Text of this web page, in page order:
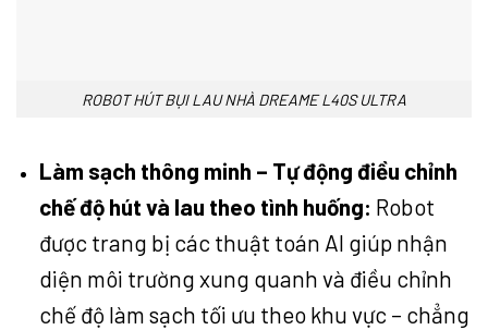
ROBOT HÚT BỤI LAU NHÀ DREAME L40S ULTRA
Làm sạch thông minh – Tự động điều chỉnh
chế độ hút và lau theo tình huống: Robot
được trang bị các thuật toán AI giúp nhận
diện môi trường xung quanh và điều chỉnh
chế độ làm sạch tối ưu theo khu vực – chẳng